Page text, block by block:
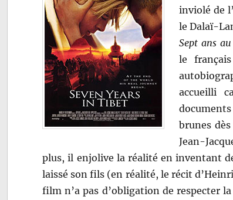
inviolé de
le Dalaï-
Sept ans
le
accueilli
brunes
Jean-
plus, il enjolive la réalité en inventant
laissé son fils (en réalité, le récit
film n’a pas d’obligation de respecter